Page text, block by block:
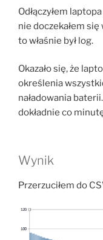
Odłączyłem
nie doczekałem się
to właśnie był log.
Okazało się, że
określenia
naładowania
dokładnie co
Wynik
Przerzuciłem do